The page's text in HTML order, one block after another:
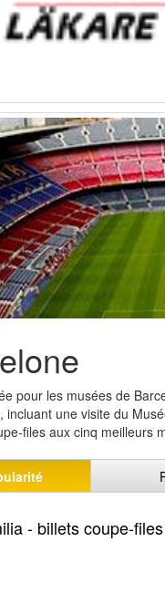
pour les musées de
une visite du
files aux cinq meilleurs
- billets coupe-files